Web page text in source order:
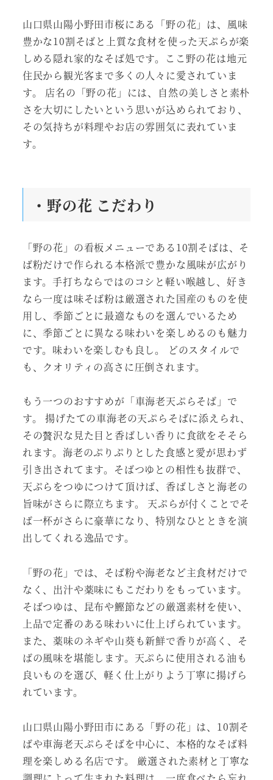
山口県山陽小野田市桜にある「野の花」は、風味
豊かな10割そばと上質な食材を使った天ぷらが楽
しめる隠れ家的なそば処です。ここ野の花は地元
住民から観光客まで多くの人々に愛されていま
す。 店名の「野の花」には、自然の美しさと素朴
さを大切にしたいという思いが込められており、
その気持ちが料理やお店の雰囲気に表れていま
す。
・野の花 こだわり
「野の花」の看板メニューである10割そばは、そ
ば粉だけで作られる本格派で豊かな風味が広がり
ます。手打ちならではのコシと軽い喉越し、好き
なら一度は味そば粉は厳選された国産のものを使
用し、季節ごとに最適なものを選んでいるため
に、季節ごとに異なる味わいを楽しめるのも魅力
です。味わいを楽しむも良し。 どのスタイルで
も、クオリティの高さに圧倒されます。
もう一つのおすすめが「車海老天ぷらそば」で
す。 揚げたての車海老の天ぷらそばに添えられ、
その贅沢な見た目と香ばしい香りに食欲をそそら
れます。海老のぷりぷりとした食感と愛が思わず
引き出されてます。そばつゆとの相性も抜群で、
天ぷらをつゆにつけて頂けば、香ばしさと海老の
旨味がさらに際立ちます。 天ぷらが付くことでそ
ば一杯がさらに豪華になり、特別なひとときを演
出してくれる逸品です。
「野の花」では、そば粉や海老など主食材だけで
なく、出汁や薬味にもこだわりをもっています。
そばつゆは、昆布や鰹節などの厳選素材を使い、
上品で定番のある味わいに仕上げられています。
また、薬味のネギや山葵も新鮮で香りが高く、そ
ばの風味を堪能します。天ぷらに使用される油も
良いものを選び、軽く仕上がりよう丁寧に揚げら
れています。
山口県山陽小野田市にある「野の花」は、10割そ
ばや車海老天ぷらそばを中心に、本格的なそば料
理を楽しめる名店です。 厳選された素材と丁寧な